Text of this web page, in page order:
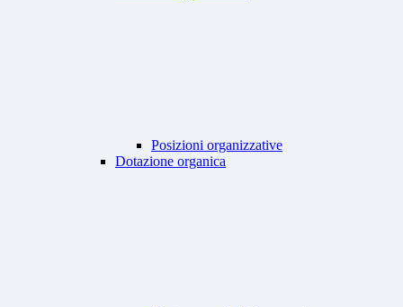
Posizioni organizzative
Dotazione organica